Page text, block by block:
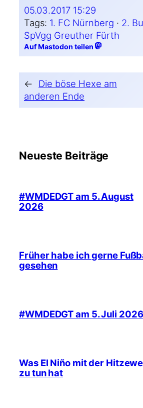
05.03.2017 15:29
Tags: 1. FC Nürnberg · 2.
SpVgg Greuther Fürth
Auf Mastodon teilen
←
Die böse Hexe am
anderen Ende
Neueste Beiträge
#WMDEDGT am 5. August
2026
Früher habe ich gerne
gesehen
#WMDEDGT am 5. Juli 2026
Was El Niño mit der
zu tun hat